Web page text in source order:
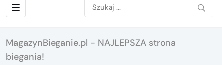
MagazynBieganie.pl - NAJLEPSZA strona
biegania!